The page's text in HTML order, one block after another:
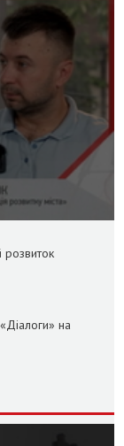
на